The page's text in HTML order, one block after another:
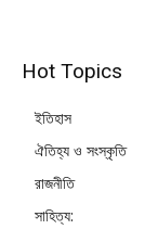
Hot Topics
ইতিহাস
ঐতিহ্য ও সংস্কৃতি
রাজনীতি
সাহিত্য: